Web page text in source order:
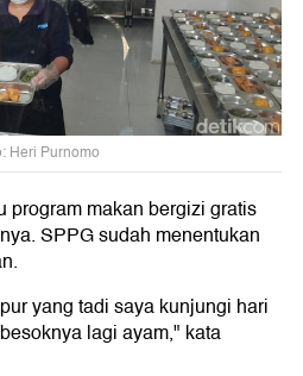
Heri Purnomo
program makan bergizi gratis
SPPG sudah menentukan
yang tadi saya kunjungi hari
lagi ayam," kata